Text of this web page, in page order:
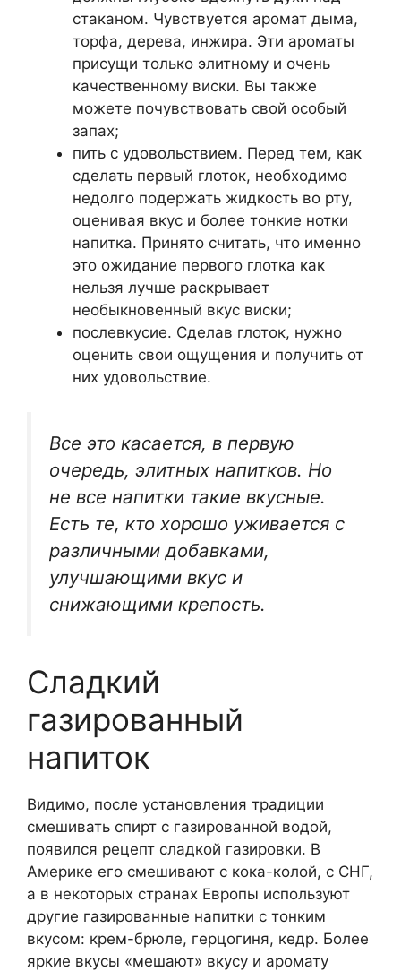
стаканом. Чувствуется аромат дыма,
торфа, дерева, инжира. Эти ароматы
присущи только элитному и очень
качественному виски. Вы также
можете почувствовать свой особый
запах;
пить с удовольствием. Перед тем, как
сделать первый глоток, необходимо
недолго подержать жидкость во рту,
оценивая вкус и более тонкие нотки
напитка. Принято считать, что именно
это ожидание первого глотка как
нельзя лучше раскрывает
необыкновенный вкус виски;
послевкусие. Сделав глоток, нужно
оценить свои ощущения и получить от
них удовольствие.
Все это касается, в первую
очередь, элитных напитков. Но
не все напитки такие вкусные.
Есть те, кто хорошо уживается с
различными добавками,
улучшающими вкус и
снижающими крепость.
Сладкий
газированный
напиток
Видимо, после установления традиции
смешивать спирт с газированной водой,
появился рецепт сладкой газировки. В
Америке его смешивают с кока-колой, с СНГ,
а в некоторых странах Европы используют
другие газированные напитки с тонким
вкусом: крем-брюле, герцогиня, кедр. Более
яркие вкусы «мешают» вкусу и аромату